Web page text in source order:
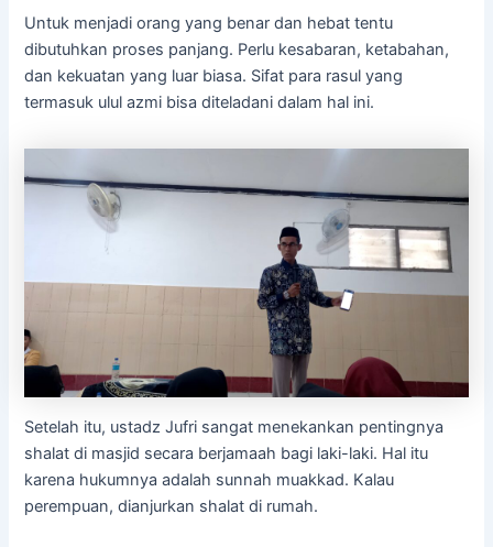
Untuk menjadi orang yang benar dan hebat tentu
dibutuhkan proses panjang. Perlu kesabaran, ketabahan,
dan kekuatan yang luar biasa. Sifat para rasul yang
termasuk ulul azmi bisa diteladani dalam hal ini.
Setelah itu, ustadz Jufri sangat menekankan pentingnya
shalat di masjid secara berjamaah bagi laki-laki. Hal itu
karena hukumnya adalah sunnah muakkad. Kalau
perempuan, dianjurkan shalat di rumah.